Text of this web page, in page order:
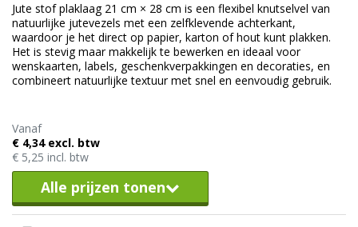
Jute stof plaklaag 21 cm × 28 cm is een flexibel knutselvel van
natuurlijke jutevezels met een zelfklevende achterkant,
waardoor je het direct op papier, karton of hout kunt plakken.
Het is stevig maar makkelijk te bewerken en ideaal voor
wenskaarten, labels, geschenkverpakkingen en decoraties, en
combineert natuurlijke textuur met snel en eenvoudig gebruik.
Vanaf
€ 4,34 excl. btw
€ 5,25 incl. btw
Alle prijzen tonen